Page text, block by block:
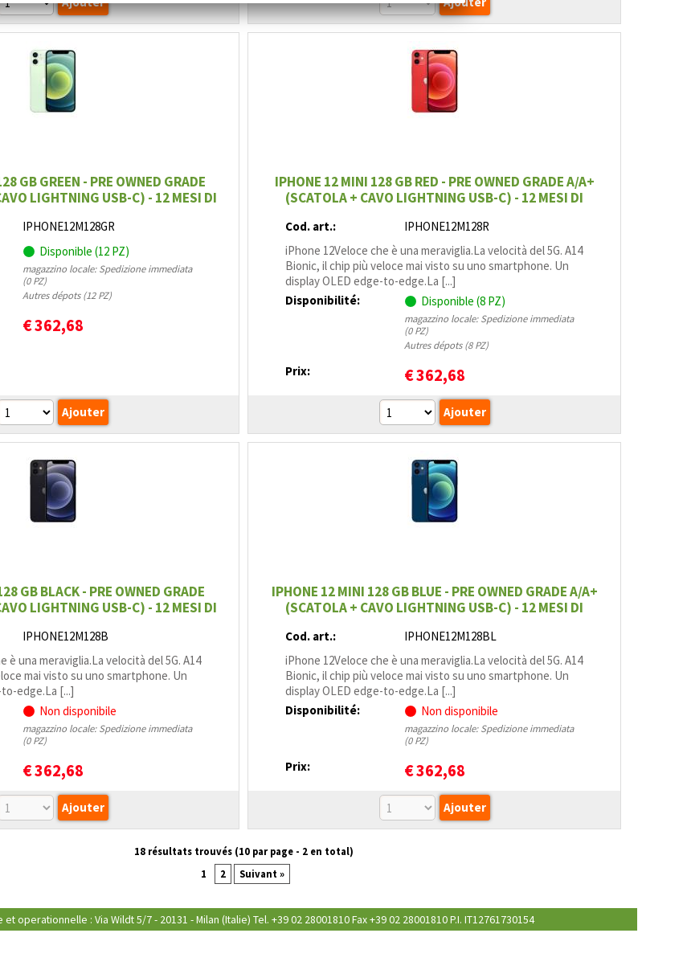
GB GREEN - PRE OWNED GRADE
LIGHTNING USB-C) - 12 MESI DI
IPHONE12M128GR
Disponible (12 PZ)
magazzino locale: Spedizione immediata
(0 PZ)
Autres dépots (12 PZ)
€362,68
IPHONE 12 MINI 128 GB RED - PRE OWNED GRADE A/A+
(SCATOLA + CAVO LIGHTNING USB-C) - 12 MESI DI
Cod. art.:
IPHONE12M128R
iPhone 12Veloce che è una meraviglia.La velocità del 5G. A14
Bionic, il chip più veloce mai visto su uno smart­phone. Un
display OLED edge-to-edge.La [...]
Disponibilité:
Disponible (8 PZ)
magazzino locale: Spedizione immediata
(0 PZ)
Autres dépots (8 PZ)
Prix: €362,68
GB BLACK - PRE OWNED GRADE
LIGHTNING USB-C) - 12 MESI DI
IPHONE12M128B
è una meraviglia.La velocità del 5G. A14
mai visto su uno smart­phone. Un
edge.La [...]
Non disponibile
magazzino locale: Spedizione immediata
(0 PZ)
€362,68
IPHONE 12 MINI 128 GB BLUE - PRE OWNED GRADE A/A+
(SCATOLA + CAVO LIGHTNING USB-C) - 12 MESI DI
Cod. art.:
IPHONE12M128BL
iPhone 12Veloce che è una meraviglia.La velocità del 5G. A14
Bionic, il chip più veloce mai visto su uno smart­phone. Un
display OLED edge-to-edge.La [...]
Disponibilité:
Non disponibile
magazzino locale: Spedizione immediata
(0 PZ)
Prix: €362,68
18 résultats trouvés (10par page - 2en total)
1
2 Suivant »
: Via Wildt 5/7 - 20131 - Milan (Italie) Tel. +39 02 28001810 Fax +39 02 28001810 P.I. IT12761730154